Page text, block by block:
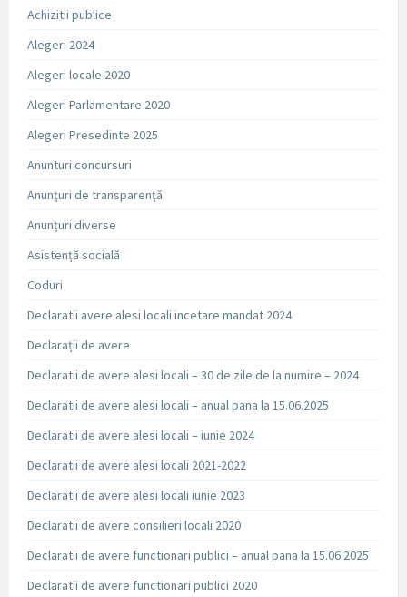
Achizitii publice
Alegeri 2024
Alegeri locale 2020
Alegeri Parlamentare 2020
Alegeri Presedinte 2025
Anunturi concursuri
Anunțuri de transparență
Anunțuri diverse
Asistență socială
Coduri
Declaratii avere alesi locali incetare mandat 2024
Declarații de avere
Declaratii de avere alesi locali – 30 de zile de la numire – 2024
Declaratii de avere alesi locali – anual pana la 15.06.2025
Declaratii de avere alesi locali – iunie 2024
Declaratii de avere alesi locali 2021-2022
Declaratii de avere alesi locali iunie 2023
Declaratii de avere consilieri locali 2020
Declaratii de avere functionari publici – anual pana la 15.06.2025
Declaratii de avere functionari publici 2020